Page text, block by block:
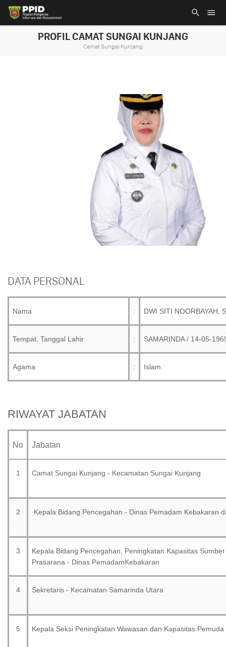
PROFIL CAMAT SUNGAI KUNJANG
Camat Sungai Kunjang
DATA PERSONAL
Nama : DWI SITI NOORBAYAH,
Tempat, Tanggal Lahir : SAMARINDA / 14-05-
Agama : Islam
RIWAYAT JABATAN
No Jabatan
1 Camat Sungai Kunjang - Kecamatan Sungai Kunjang
2 Kepala Bidang Pencegahan - Dinas Pemadam Kebakaran
3
Kepala Bidang Pencegahan, Peningkatan Kapasitas
Prasarana - Dinas PemadamKebakaran
4 Sekretaris - Kecamatan Samarinda Utara
5 Kepala Seksi Peningkatan Wawasan dan Kapasitas